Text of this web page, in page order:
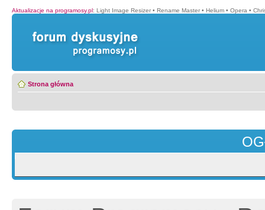
Aktualizacje na programosy.pl: Light Image Resizer • Rename Master • Helium • Opera •
Strona główna